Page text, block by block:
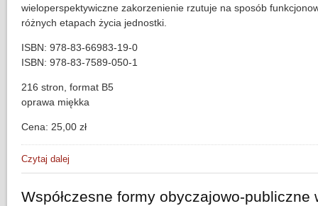
wieloperspektywiczne zakorzenienie rzutuje na sposób
różnych etapach życia jednostki.
ISBN: 978-83-66983-19-0
ISBN: 978-83-7589-050-1
216 stron, format B5
oprawa miękka
Cena: 25,00 zł
Czytaj dalej
Współczesne formy obyczajowo-publiczne